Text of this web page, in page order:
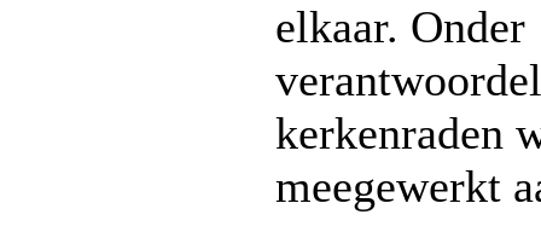
elkaar. Onder
kerkenraden
meegewerkt